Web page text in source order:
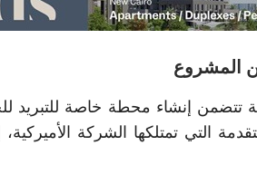
المشروع
تتضمن إنشاء محطة خاصة للتبريد
التي تمتلكها الشركة